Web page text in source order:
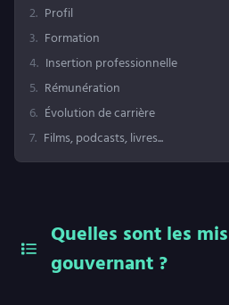
2. Profil
3. Formation
4. Insertion professionnelle
5. Rémunération
6. Évolution de carrière
7. Films, podcasts, livres...
Quelles sont les
gouvernant ?